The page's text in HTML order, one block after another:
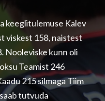
keeglitulemuse Kalev
viskest 158, naistest
Nooleviske kunn oli
Teamist 246
215 silmaga Tiim
tutvuda